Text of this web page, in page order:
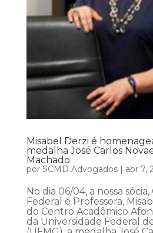
Misabel Derzi é
medalha José Carlos
Machado
por SCMD Advogados| abr 7,
No dia 06/04, a nossa
Federal e Professora,
do Centro Acadêmico
da Universidade Federal